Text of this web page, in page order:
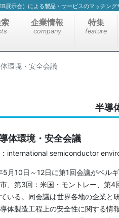
展示会）による製品・サービスのマッチング
企業情報
company
特集
feature
環境・安全会議
半導
体環境・安全会議
international semiconductor
月10日～12日に第1回会議がベル
、第3回：米国・モントレー、第
いる。同会議は世界各地の企業と
体製造工程上の安全性に関する情